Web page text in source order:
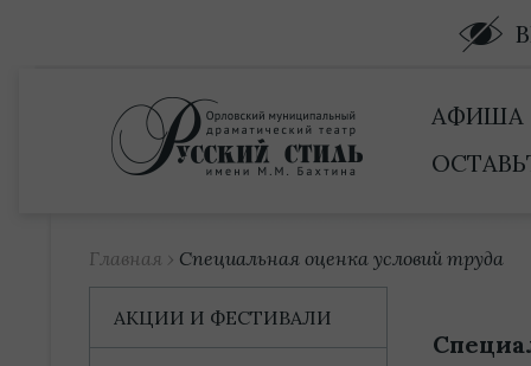
АФИША
Главная › Специальная оценка условий труда
АКЦИИ И ФЕСТИВАЛИ